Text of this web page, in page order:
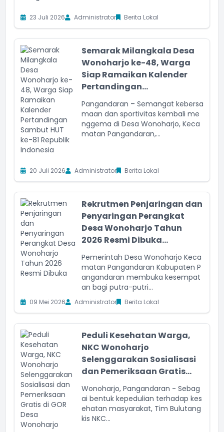
23 Juli 2026 Administrator Berita Lokal
Semarak Milangkala Desa
Wonoharjo ke-48, Warga
Siap Ramaikan Kalender
Pertandingan...
Pangandaran – Semangat kebersa
maan dan sportivitas kembali me
nggema di Desa Wonoharjo, Keca
matan Pangandaran,...
20 Juli 2026 Administrator Berita Lokal
Rekrutmen Penjaringan dan
Penyaringan Perangkat
Desa Wonoharjo Tahun
2026 Resmi Dibuka...
Pemerintah Desa Wonoharjo Keca
matan Pangandaran Kabupaten P
angandaran membuka kesempat
an bagi putra-putri...
09 Mei 2026 Administrator Berita Lokal
Peduli Kesehatan Warga,
NKC Wonoharjo
Selenggarakan Sosialisasi
dan Pemeriksaan Gratis...
Wonoharjo, Pangandaran - Sebag
ai bentuk kepedulian terhadap kes
ehatan masyarakat, Tim Bulutang
kis NKC...